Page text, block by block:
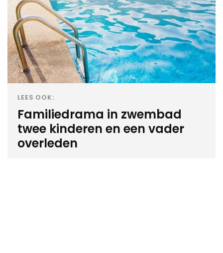
LEES OOK:
Familiedrama in zwembad
twee kinderen en een vader
overleden